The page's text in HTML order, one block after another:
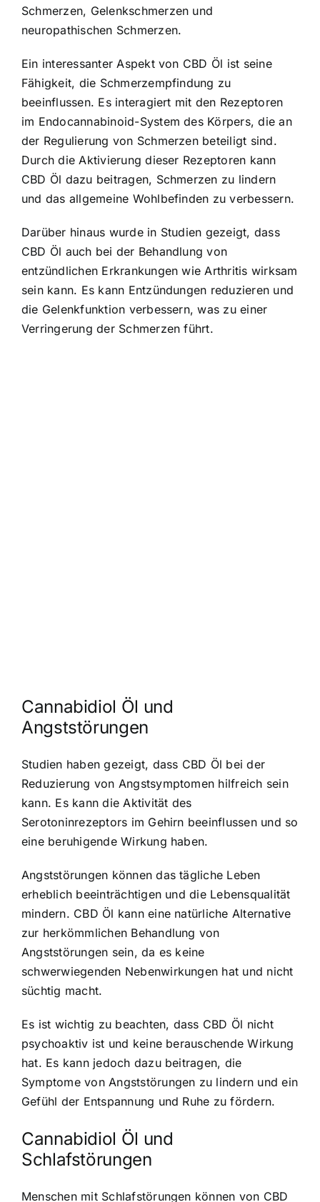
Schmerzen, Gelenkschmerzen und
neuropathischen Schmerzen.
Ein interessanter Aspekt von CBD Öl ist seine
Fähigkeit, die Schmerzempfindung zu
beeinflussen. Es interagiert mit den Rezeptoren
im Endocannabinoid-System des Körpers, die an
der Regulierung von Schmerzen beteiligt sind.
Durch die Aktivierung dieser Rezeptoren kann
CBD Öl dazu beitragen, Schmerzen zu lindern
und das allgemeine Wohlbefinden zu verbessern.
Darüber hinaus wurde in Studien gezeigt, dass
CBD Öl auch bei der Behandlung von
entzündlichen Erkrankungen wie Arthritis wirksam
sein kann. Es kann Entzündungen reduzieren und
die Gelenkfunktion verbessern, was zu einer
Verringerung der Schmerzen führt.
Cannabidiol Öl und
Angststörungen
Studien haben gezeigt, dass CBD Öl bei der
Reduzierung von Angstsymptomen hilfreich sein
kann. Es kann die Aktivität des
Serotoninrezeptors im Gehirn beeinflussen und so
eine beruhigende Wirkung haben.
Angststörungen können das tägliche Leben
erheblich beeinträchtigen und die Lebensqualität
mindern. CBD Öl kann eine natürliche Alternative
zur herkömmlichen Behandlung von
Angststörungen sein, da es keine
schwerwiegenden Nebenwirkungen hat und nicht
süchtig macht.
Es ist wichtig zu beachten, dass CBD Öl nicht
psychoaktiv ist und keine berauschende Wirkung
hat. Es kann jedoch dazu beitragen, die
Symptome von Angststörungen zu lindern und ein
Gefühl der Entspannung und Ruhe zu fördern.
Cannabidiol Öl und
Schlafstörungen
Menschen mit Schlafstörungen können von CBD